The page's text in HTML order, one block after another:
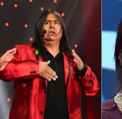
View this post on Instagram